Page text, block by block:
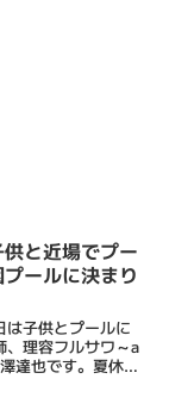
供と近場でプー
ールに決まり
は子供とプールに
、理容フルサワ～a
達也です。夏休み